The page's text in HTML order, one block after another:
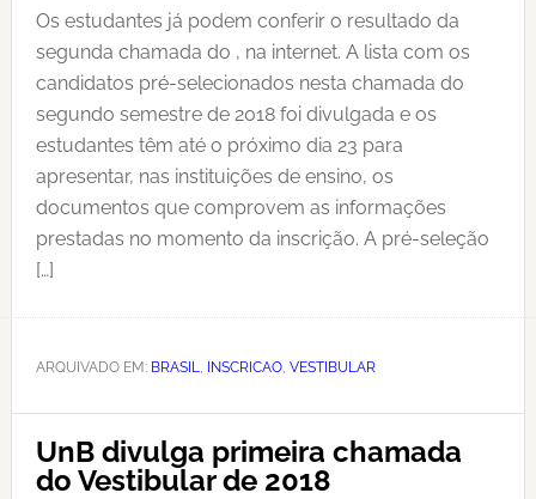
Os estudantes já podem conferir o resultado da
segunda chamada do , na internet. A lista com os
candidatos pré-selecionados nesta chamada do
segundo semestre de 2018 foi divulgada e os
estudantes têm até o próximo dia 23 para
apresentar, nas instituições de ensino, os
documentos que comprovem as informações
prestadas no momento da inscrição. A pré-seleção
[…]
ARQUIVADO EM: BRASIL INSCRICAO, VESTIBULAR
UnB divulga primeira chamada
do Vestibular de 2018